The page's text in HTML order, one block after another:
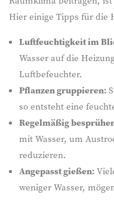
Hier einige Tipps für die
Luftfeuchtigkeit im
Wasser auf die
Luftbefeuchter.
Pflanzen gruppieren:
so entsteht eine
Regelmäßig
mit Wasser, um
reduzieren.
Angepasst gießen:
weniger Wasser,